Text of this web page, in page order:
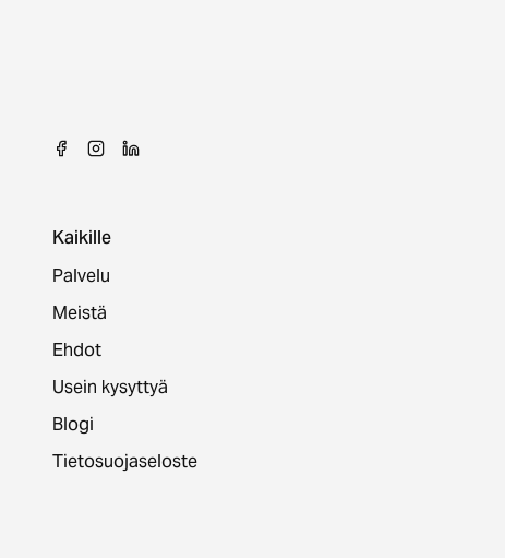
Kaikille
Palvelu
Meistä
Ehdot
Usein kysyttyä
Blogi
Tietosuojaseloste